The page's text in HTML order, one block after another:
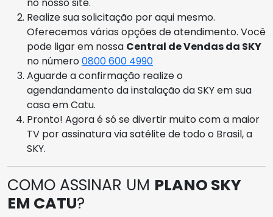
Realize sua solicitação por aqui mesmo.
Oferecemos várias opções de atendimento. Você
pode ligar em nossa Central de Vendas da SKY
no número0800 600 4990
Aguarde a confirmação realize o
agendandamento da instalação da SKY em sua
casa em Catu.
Pronto! Agora é só se divertir muito com a maior
TV por assinatura via satélite de todo o Brasil, a
SKY.
COMO ASSINAR UM PLANO SKY
EM CATU?